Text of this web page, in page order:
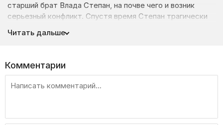
старший брат Влада Степан, на почве чего и возник
серьезный конфликт. Спустя время Степан трагически
подозревают в смерти родственника.
ни одного доказательства вины Влада. Параллельно
этому Лиза Каменева ругается со своим отцом
и сбегает из дома, после того, как деспотичный
родитель не одобрил ее поступление в художественное
Лиза любила рисовать и мечтой ее жизни было стать
Читать дальше
Комментарии